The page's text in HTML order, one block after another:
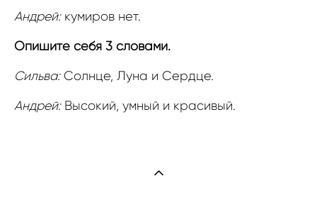
Андрей:кумиров нет.
Опишите себя 3 словами.
Сильва:Солнце, Луна и Сердце.
Андрей:Высокий, умный и красивый.